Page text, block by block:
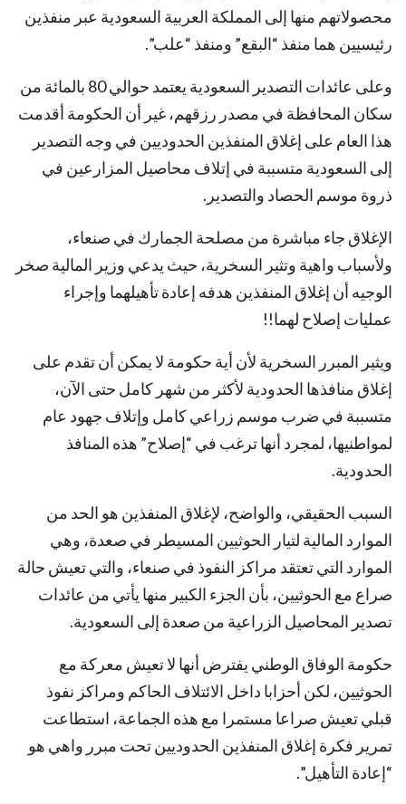
محصولاتهم منها إلى المملكة العربية السعودية عبر منفذين
رئيسيين هما منفذ “البقع” ومنفذ “علب”.
وعلى عائدات التصدير السعودية يعتمد حوالي 80 بالمائة من
سكان المحافظة في مصدر رزقهم، غير أن الحكومة أقدمت
هذا العام على إغلاق المنفذين الحدوديين في وجه التصدير
إلى السعودية متسببة في إتلاف محاصيل المزارعين في
ذروة موسم الحصاد والتصدير.
الإغلاق جاء مباشرة من مصلحة الجمارك في صنعاء،
ولأسباب واهية وتثير السخرية، حيث يدعي وزير المالية صخر
الوجيه أن إغلاق المنفذين هدفه إعادة تأهيلهما وإجراء
عمليات إصلاح لهما!!
ويثير المبرر السخرية لأن أية حكومة لا يمكن أن تقدم على
إغلاق منافذها الحدودية لأكثر من شهر كامل حتى الآن،
متسببة في ضرب موسم زراعي كامل وإتلاف جهود عام
لمواطنيها، لمجرد أنها ترغب في “إصلاح” هذه المنافذ
الحدودية.
السبب الحقيقي، والواضح، لإغلاق المنفذين هو الحد من
الموارد المالية لتيار الحوثيين المسيطر في صعدة، وهي
الموارد التي تعتقد مراكز النفوذ في صنعاء، والتي تعيش حالة
صراع مع الحوثيين، بأن الجزء الكبير منها يأتي من عائدات
تصدير المحاصيل الزراعية من صعدة إلى السعودية.
حكومة الوفاق الوطني يفترض أنها لا تعيش معركة مع
الحوثيين، لكن أحزابا داخل الائتلاف الحاكم ومراكز نفوذ
قبلي تعيش صراعا مستمرا مع هذه الجماعة، استطاعت
تمرير فكرة إغلاق المنفذين الحدوديين تحت مبرر واهي هو
“إعادة التأهيل”.